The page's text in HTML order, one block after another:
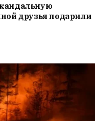
друзья подарили